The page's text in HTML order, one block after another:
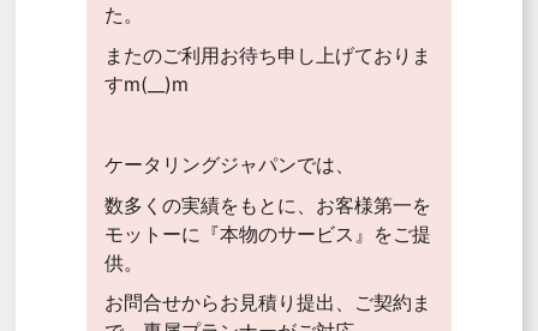
た。
またのご利用お待ち申し上げておりま
すm(__)m
ケータリングジャパンでは、
数多くの実績をもとに、お客様第一を
モットーに『本物のサービス』をご提
供。
お問合せからお見積り提出、ご契約ま